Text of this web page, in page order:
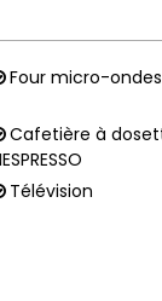
Four micro-ondes
Cafetière à
Télévision